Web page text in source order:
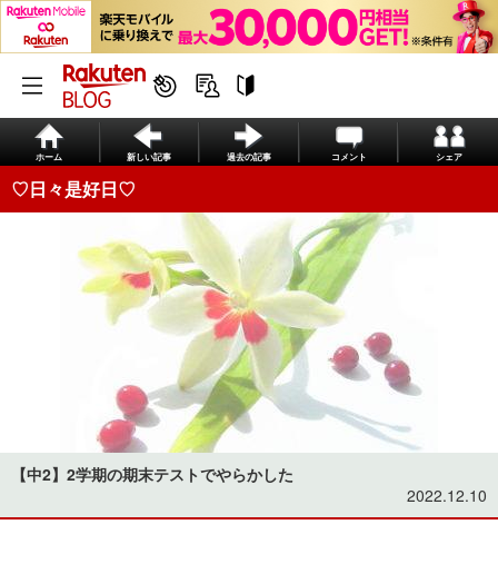
ホーム 新しい記事 過去の記事 コメント シェア
♡日々是好日♡
【中2】2学期の期末テストでやらかした
2022.12.10